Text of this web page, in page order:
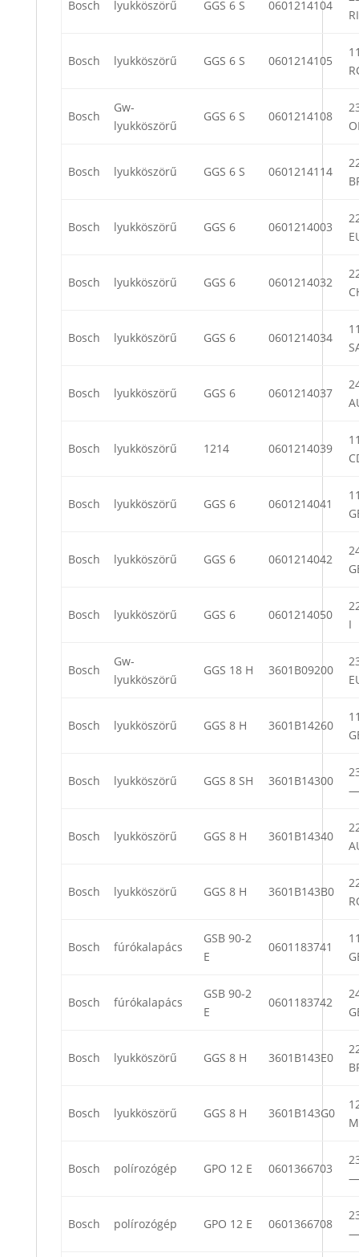
Bosch lyukköszörű GGS 6 S 0601214104
RI
Bosch lyukköszörű GGS 6 S 0601214105
Bosch
Gw-
lyukköszörű
GGS 6 S 0601214108
Bosch lyukköszörű GGS 6 S 0601214114
Bosch lyukköszörű GGS 6 0601214003
Bosch lyukköszörű GGS 6 0601214032
Bosch lyukköszörű GGS 6 0601214034
Bosch lyukköszörű GGS 6 0601214037
Bosch lyukköszörű 1214 0601214039
Bosch lyukköszörű GGS 6 0601214041
Bosch lyukköszörű GGS 6 0601214042
Bosch lyukköszörű GGS 6 0601214050
I
Bosch
Gw-
lyukköszörű
GGS 18 H 3601B09200
Bosch lyukköszörű GGS 8 H 3601B14260
Bosch lyukköszörű GGS 8 SH 3601B14300
—
Bosch lyukköszörű GGS 8 H 3601B14340
Bosch lyukköszörű GGS 8 H 3601B143B0
Bosch fúrókalapács
GSB 90-2
E
0601183741
Bosch fúrókalapács
GSB 90-2
E
0601183742
Bosch lyukköszörű GGS 8 H 3601B143E0
Bosch lyukköszörű GGS 8 H 3601B143G0
Bosch polírozógép GPO 12 E 0601366703
—
Bosch polírozógép GPO 12 E 0601366708
—